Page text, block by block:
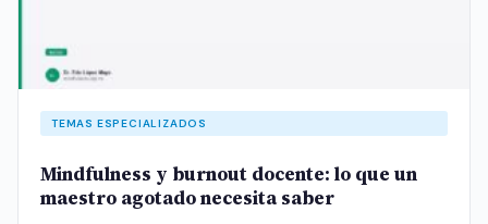
TEMAS ESPECIALIZADOS
Mindfulness y burnout docente: lo que un
maestro agotado necesita saber